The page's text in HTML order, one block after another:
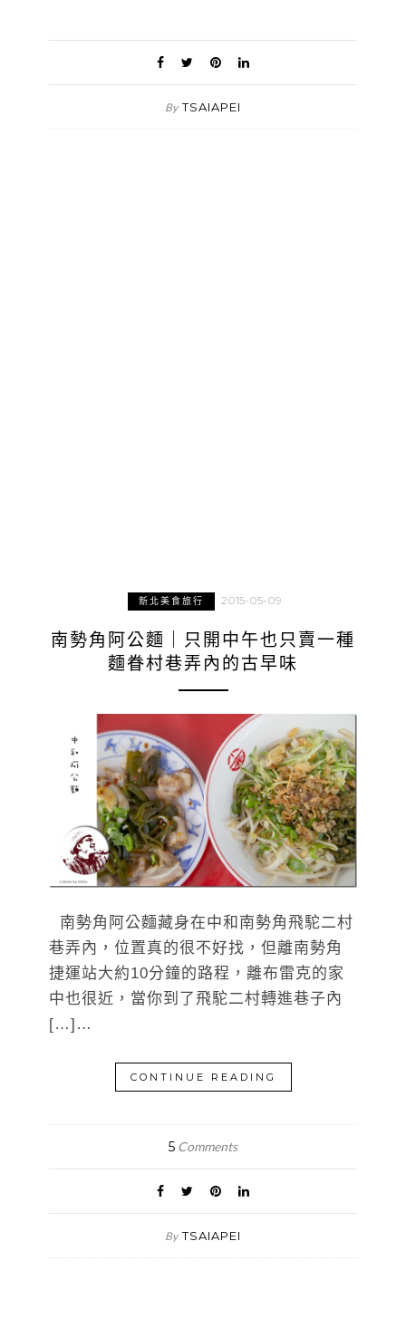
By TSAIAPEI
新北美食旅行 2015-05-09
南勢角阿公麵｜只開中午也只賣一種
麵眷村巷弄內的古早味
南勢角阿公麵藏身在中和南勢角飛駝二村
巷弄內，位置真的很不好找，但離南勢角
捷運站大約10分鐘的路程，離布雷克的家
中也很近，當你到了飛駝二村轉進巷子內
[…]…
CONTINUE READING
5 Comments
By TSAIAPEI